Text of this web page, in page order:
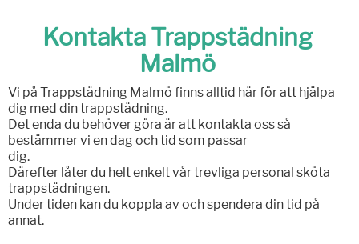
Kontakta Trappstädning
Malmö
Vi på Trappstädning Malmö finns alltid här för att hjälpa
dig med din trappstädning.
Det enda du behöver göra är att kontakta oss så
bestämmer vi en dag och tid som passar
dig.
Därefter låter du helt enkelt vår trevliga personal sköta
trappstädningen.
Under tiden kan du koppla av och spendera din tid på
annat.